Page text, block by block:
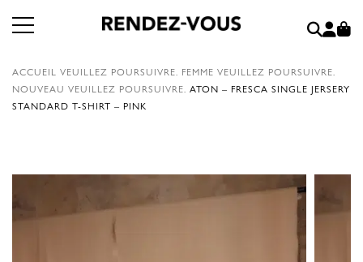
ACCUEIL VEUILLEZ POURSUIVRE. FEMME VEUILLEZ POURSUIVRE.
NOUVEAU VEUILLEZ POURSUIVRE. ATON – FRESCA SINGLE JERSERY
STANDARD T-SHIRT – PINK